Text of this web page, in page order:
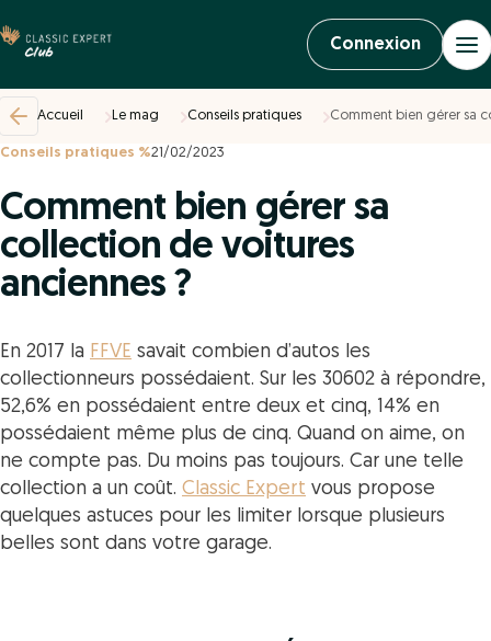
Connexion
Accueil Le mag Conseils pratiques Comment bien gérer sa
Conseils pratiques %21/02/2023
Comment bien gérer sa
collection de voitures
anciennes ?
En 2017 la FFVE savait combien d’autos les
collectionneurs possédaient. Sur les 30602 à répondre,
52,6% en possédaient entre deux et cinq, 14% en
possédaient même plus de cinq. Quand on aime, on
ne compte pas. Du moins pas toujours. Car une telle
collection a un coût. Classic Expert vous propose
quelques astuces pour les limiter lorsque plusieurs
belles sont dans votre garage.